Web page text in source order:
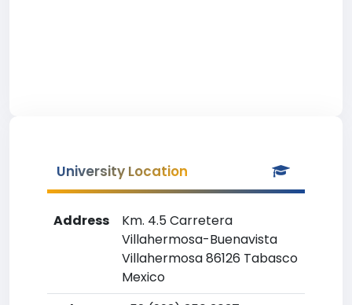
University Location
Address
Km. 4.5 Carretera
Villahermosa-Buenavista
Villahermosa 86126 Tabasco
Mexico